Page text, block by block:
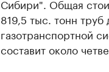
Сибири". Общая
819,5 тыс. тонн
газотранспортной
составит около